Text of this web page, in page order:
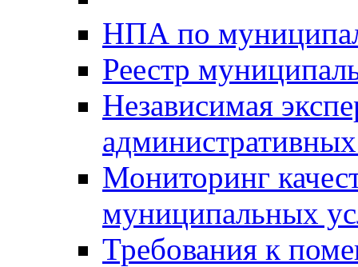
НПА по
Реестр
Независимая
Мониторинг
муниципальных
Требования к